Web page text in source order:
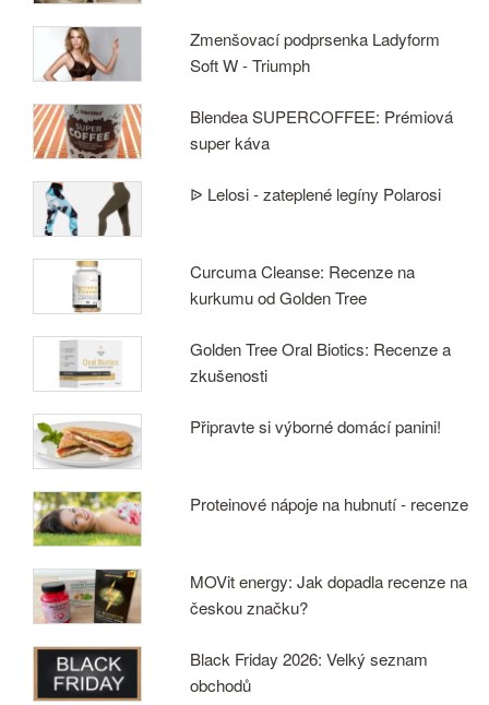
Zmenšovací podprsenka Ladyform
Soft W - Triumph
Blendea SUPERCOFFEE: Prémiová
super káva
ᐉ Lelosi - zateplené legíny Polarosi
Curcuma Cleanse: Recenze na
kurkumu od Golden Tree
Golden Tree Oral Biotics: Recenze a
zkušenosti
Připravte si výborné domácí panini!
Proteinové nápoje na hubnutí - recenze
MOVit energy: Jak dopadla recenze na
českou značku?
Black Friday 2026: Velký seznam
obchodů